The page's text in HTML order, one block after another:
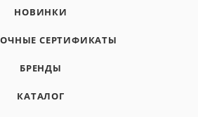
НОВИНКИ
СЕРТИФИКАТЫ
БРЕНДЫ
КАТАЛОГ